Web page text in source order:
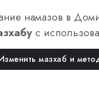
намазов в
с
мазхаб и